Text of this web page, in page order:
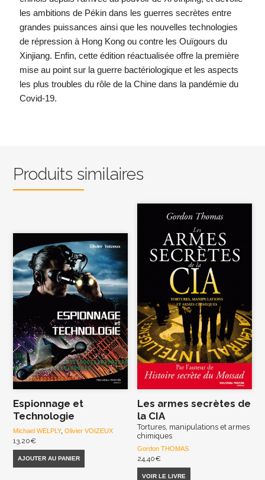
les ambitions de Pékin dans les guerres secrètes entre
grandes puissances ainsi que les nouvelles technologies
de répression à Hong Kong ou contre les Ouïgours du
Xinjiang. Enfin, cette édition réactualisée offre la première
mise au point sur la guerre bactériologique et les aspects
les plus troubles du rôle de la Chine dans la pandémie du
Covid-19.
Produits similaires
Espionnage et
Technologie
Michael WELPLY,Olivier VOIZEUX
13,20€
AJOUTER AU PANIER
Les armes secrètes de
la CIA
Tortures, manipulations et armes
chimiques
Gordon THOMAS
24,40€
VOIR LE LIVRE